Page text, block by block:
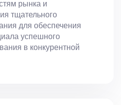
рынка и
тщательного
для обеспечения
успешного
в конкурентной